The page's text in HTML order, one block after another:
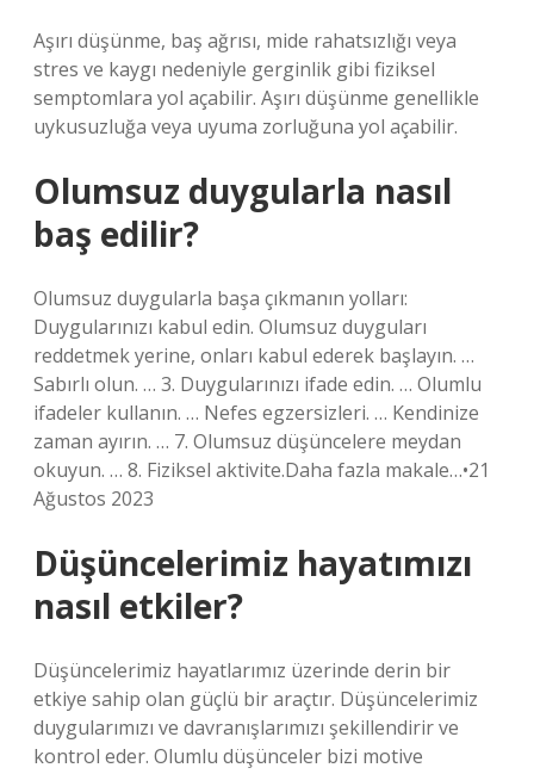
Aşırı düşünme, baş ağrısı, mide rahatsızlığı veya
stres ve kaygı nedeniyle gerginlik gibi fiziksel
semptomlara yol açabilir. Aşırı düşünme genellikle
uykusuzluğa veya uyuma zorluğuna yol açabilir.
Olumsuz duygularla nasıl
baş edilir?
Olumsuz duygularla başa çıkmanın yolları:
Duygularınızı kabul edin. Olumsuz duyguları
reddetmek yerine, onları kabul ederek başlayın. …
Sabırlı olun. … 3. Duygularınızı ifade edin. … Olumlu
ifadeler kullanın. … Nefes egzersizleri. … Kendinize
zaman ayırın. … 7. Olumsuz düşüncelere meydan
okuyun. … 8. Fiziksel aktivite.Daha fazla makale…•21
Ağustos 2023
Düşüncelerimiz hayatımızı
nasıl etkiler?
Düşüncelerimiz hayatlarımız üzerinde derin bir
etkiye sahip olan güçlü bir araçtır. Düşüncelerimiz
duygularımızı ve davranışlarımızı şekillendirir ve
kontrol eder. Olumlu düşünceler bizi motive